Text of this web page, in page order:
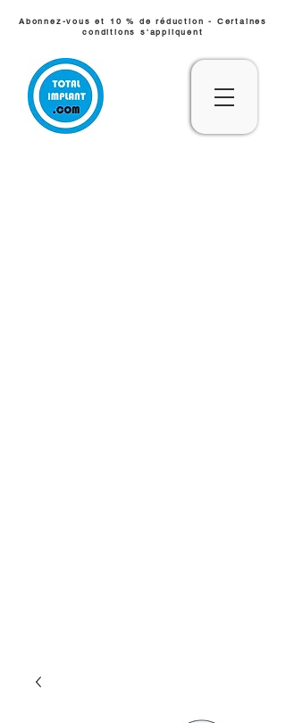
Abonnez-vous et 10 % de réduction - Certaines
conditions s'appliquent